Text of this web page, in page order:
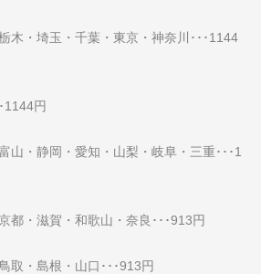
木・埼玉・千葉・東京・神奈川･･･1144
1144円
山・静岡・愛知・山梨・岐阜・三重･･･1
都・滋賀・和歌山・奈良･･･913円
取・島根・山口･･･913円